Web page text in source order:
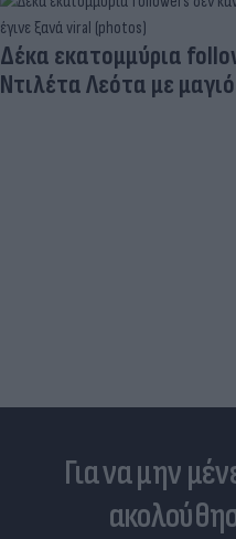
Πανζουρλισμός στην
Χιλιάδες κόσμου στο
Για να μην